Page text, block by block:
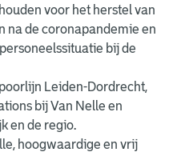
voor het herstel van
na de coronapandemie en
bij de
Leiden-Dordrecht,
bij Van Nelle en
en de regio.
hoogwaardige en vrij